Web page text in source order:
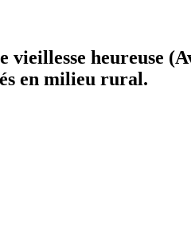
heureuse
en milieu rural.